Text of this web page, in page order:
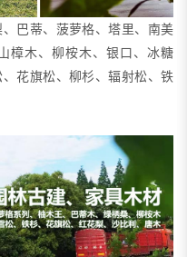
巴蒂、菠萝格、塔里、南美
樟木、柳桉木、银口、冰糖
花旗松、柳杉、辐射松、铁